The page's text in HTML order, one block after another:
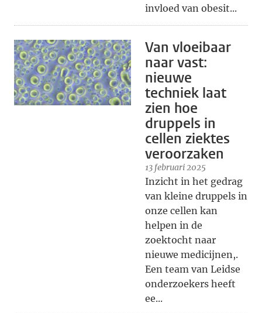
invloed van obesit...
Van vloeibaar
naar vast:
nieuwe
techniek laat
zien hoe
druppels in
cellen ziektes
veroorzaken
13 februari 2025
Inzicht in het gedrag
van kleine druppels in
onze cellen kan
helpen in de
zoektocht naar
nieuwe medicijnen,.
Een team van Leidse
onderzoekers heeft
ee...